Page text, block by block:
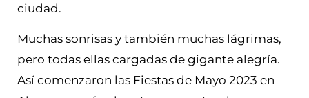
ciudad.
Muchas sonrisas y también muchas lágrimas,
pero todas ellas cargadas de gigante alegría.
Así comenzaron las Fiestas de Mayo 2023 en